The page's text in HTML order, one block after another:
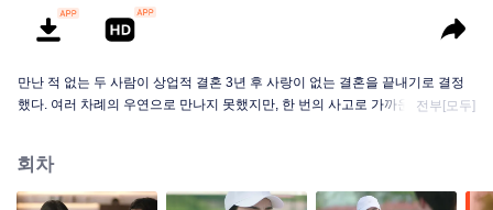
만난 적 없는 두 사람이 상업적 결혼 3년 후 사랑이 없는 결혼을 끝내기로 결정
했다. 여러 차례의 우연으로 만나지 못했지만, 한 번의 사고로 가까운 관계를 맺
다해 관계를 회복하려고 했다. 두 사람은 오해를 풀고 서로의 진심을 확인한 후,
함께 살아가기로 결심한다.
전부[모두]
회차